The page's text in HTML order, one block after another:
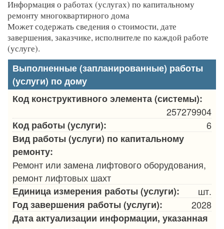
Информация о работах (услугах) по капитальному
ремонту многоквартирного дома
Может содержать сведения о стоимости, дате
завершения, заказчике, исполнителе по каждой работе
(услуге).
Выполненные (запланированные) работы
(услуги) по дому
Код конструктивного элемента (системы):
257279904
Код работы (услуги):
6
Вид работы (услуги) по капитальному
ремонту:
Ремонт или замена лифтового оборудования,
ремонт лифтовых шахт
Единица измерения работы (услуги):
шт.
Год завершения работы (услуги):
2028
Дата актуализации информации, указанная